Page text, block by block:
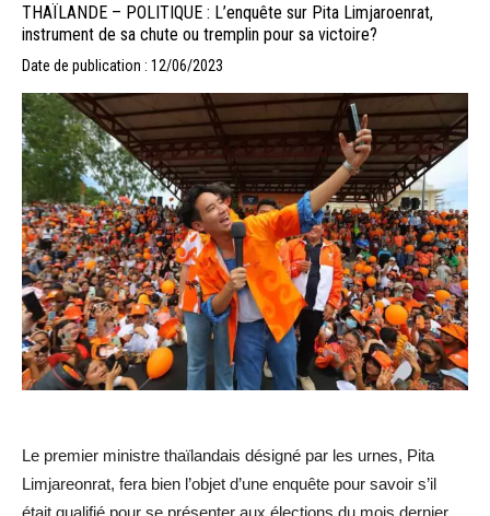
THAÏLANDE – POLITIQUE : L’enquête sur Pita Limjaroenrat,
instrument de sa chute ou tremplin pour sa victoire?
Date de publication : 12/06/2023
Le premier ministre thaïlandais désigné par les urnes, Pita
Limjareonrat, fera bien l’objet d’une enquête pour savoir s’il
était qualifié pour se présenter aux élections du mois dernier,